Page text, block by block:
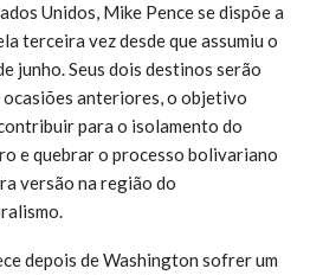
Unidos, Mike Pence se dispõe a
terceira vez desde que assumiu o
junho. Seus dois destinos serão
ocasiões anteriores, o objetivo
para o isolamento do
e quebrar o processo bolivariano
versão na região do
depois de Washington sofrer um